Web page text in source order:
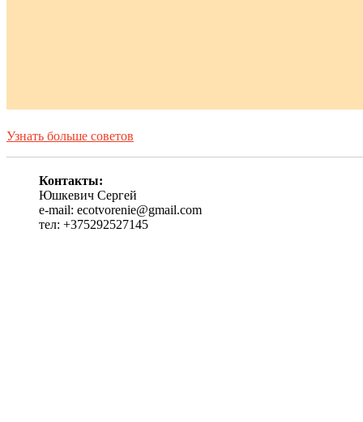
Узнать больше советов
Контакты:
Юшкевич Сергей
e-mail: ecotvorenie@gmail.com
тел: +375292527145